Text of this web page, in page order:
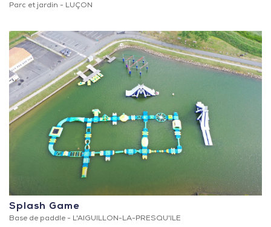
Parc et jardin - LUÇON
Splash Game
Base de paddle - L'AIGUILLON-LA-PRESQU'ILE